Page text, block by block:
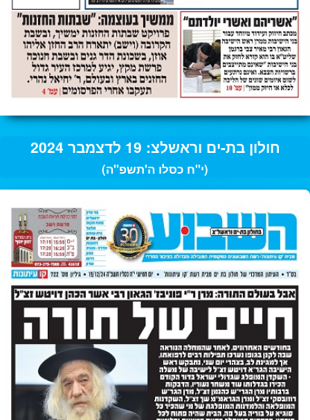
חולון בת-ים וראשלצ: 19 לדצמבר 2024
(י"ח כסלו ה'תשפ"ה)